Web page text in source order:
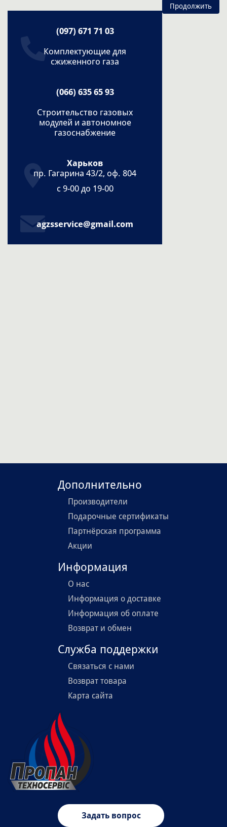
Продолжить
(097) 671 71 03
Комплектующие для
сжиженного газа
(066) 635 65 93
Строительство газовых
модулей и автономное
газоснабжение
Харьков
пр. Гагарина 43/2, оф. 804
с 9-00 до 19-00
agzsservice@gmail.com
Дополнительно
Производители
Подарочные сертификаты
Партнёрская программа
Акции
Информация
О нас
Информация о доставке
Информация об оплате
Возврат и обмен
Служба поддержки
Связаться с нами
Возврат товара
Карта сайта
Задать вопрос